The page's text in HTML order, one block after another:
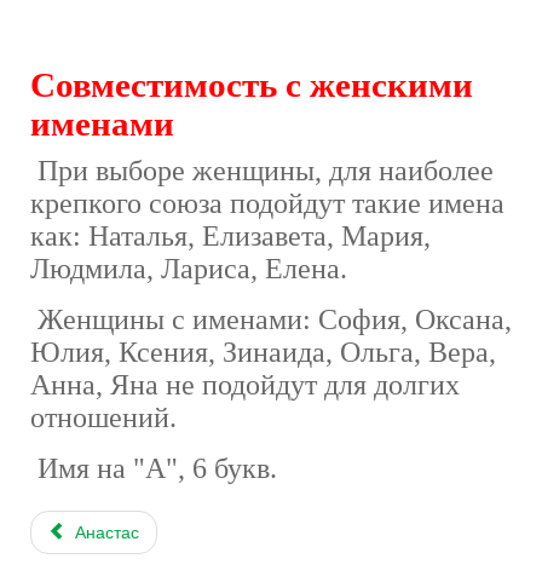
Совместимость с женскими
именами
При выборе женщины, для наиболее
крепкого союза подойдут такие имена
как: Наталья, Елизавета, Мария,
Людмила, Лариса, Елена.
Женщины с именами: София, Оксана,
Юлия, Ксения, Зинаида, Ольга, Вера,
Анна, Яна не подойдут для долгих
отношений.
Имя на "А", 6 букв.
Анастас